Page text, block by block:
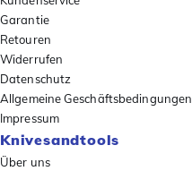
Garantie
Retouren
Widerrufen
Datenschutz
Allgemeine Geschäftsbedingungen
Impressum
Knivesandtools
Über uns